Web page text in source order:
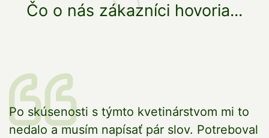
Čo o nás zákazníci hovoria...
Po skúsenosti s týmto kvetinárstvom mi to
nedalo a musím napísať pár slov. Potreboval